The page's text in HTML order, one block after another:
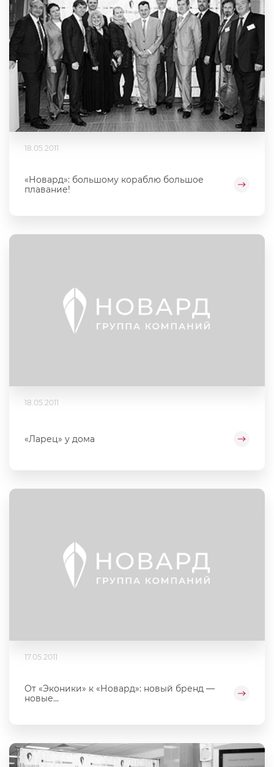
18.05.2011
«Новард»: большому кораблю большое
плавание!
18.05.2011
«Ларец» у дома
17.05.2011
От «Эконики» к «Новард»: новый бренд —
новые...